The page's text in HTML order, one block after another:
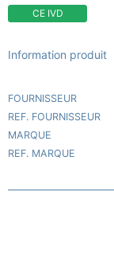
CE IVD
Information produit
FOURNISSEUR
REF. FOURNISSEUR
MARQUE
REF. MARQUE